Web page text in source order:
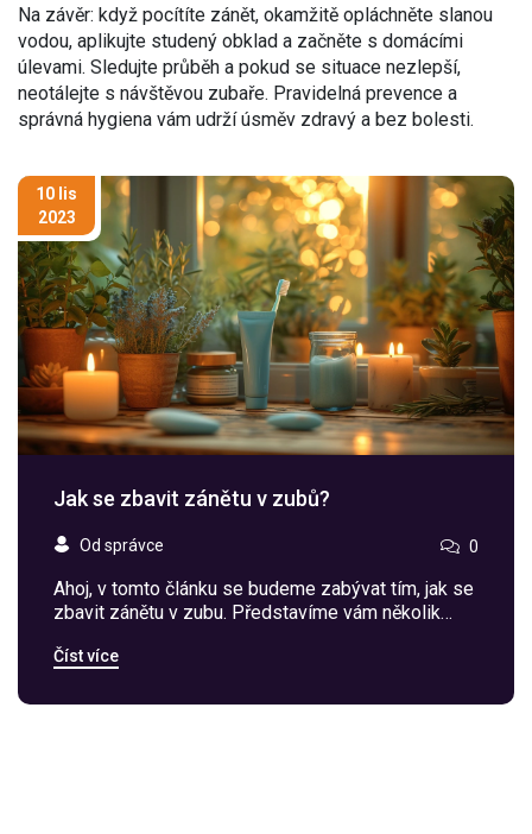
Na závěr: když pocítíte zánět, okamžitě opláchněte slanou
vodou, aplikujte studený obklad a začněte s domácími
úlevami. Sledujte průběh a pokud se situace nezlepší,
neotálejte s návštěvou zubaře. Pravidelná prevence a
správná hygiena vám udrží úsměv zdravý a bez bolesti.
10 lis
2023
Jak se zbavit zánětu v zubů?
Od správce 0
Ahoj, v tomto článku se budeme zabývat tím, jak se
zbavit zánětu v zubu. Představíme vám několik
představíme několik preventivních kroků pro
že nám naši zuby vydrží co nejdéle bez problémů.
Číst více